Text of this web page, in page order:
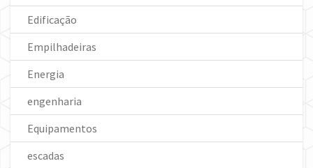
Edificação
Empilhadeiras
Energia
engenharia
Equipamentos
escadas